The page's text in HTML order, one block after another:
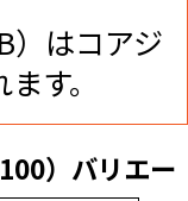
）はコアジ
す。
）バリエー